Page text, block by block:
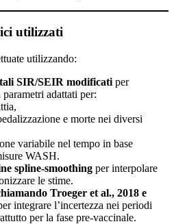
utilizzati
utilizzando:
SIR/SEIR modificati per
adattati per:
e morte nei diversi
variabile nel tempo in base
WASH.
spline-smoothing per interpolare
le stime.
Troeger et al., 2018 e
integrare l’incertezza nei periodi
per la fase pre-vaccinale.